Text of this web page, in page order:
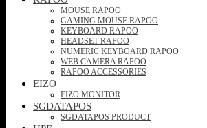
MOUSE RAPOO
GAMING MOUSE RAPOO
KEYBOARD RAPOO
HEADSET RAPOO
NUMERIC KEYBOARD RAPOO
WEB CAMERA RAPOO
RAPOO ACCESSORIES
EIZO
EIZO MONITOR
SGDATAPOS
SGDATAPOS PRODUCT